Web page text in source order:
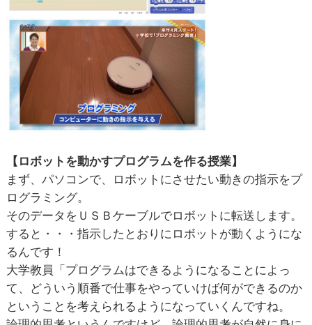
【ロボットを動かすプログラムを作る授業】
まず、パソコンで、ロボットにさせたい動きの指示をプ
ログラミング。
そのデータをＵＳＢケーブルでロボットに転送します。
すると・・・指示したとおりにロボットが動くようにな
るんです！
大学教員「プログラムはできるようになることによっ
て、どういう順番で仕事をやっていけば何ができるのか
ということを考えられるようになっていくんですね。